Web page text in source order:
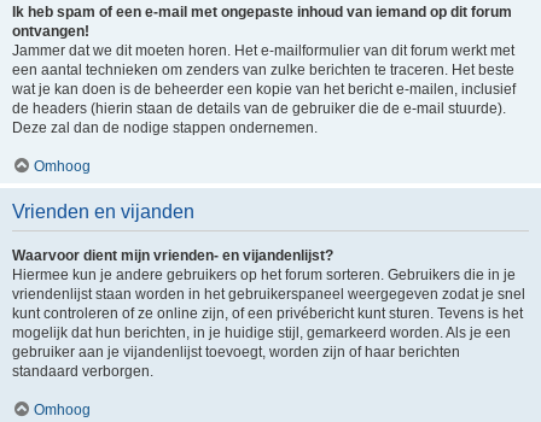
Ik heb spam of een e-mail met ongepaste inhoud van iemand op dit forum
ontvangen!
Jammer dat we dit moeten horen. Het e-mailformulier van dit forum werkt met
een aantal technieken om zenders van zulke berichten te traceren. Het beste
wat je kan doen is de beheerder een kopie van het bericht e-mailen, inclusief
de headers (hierin staan de details van de gebruiker die de e-mail stuurde).
Deze zal dan de nodige stappen ondernemen.
Omhoog
Vrienden en vijanden
Waarvoor dient mijn vrienden- en vijandenlijst?
Hiermee kun je andere gebruikers op het forum sorteren. Gebruikers die in je
vriendenlijst staan worden in het gebruikerspaneel weergegeven zodat je snel
kunt controleren of ze online zijn, of een privébericht kunt sturen. Tevens is het
mogelijk dat hun berichten, in je huidige stijl, gemarkeerd worden. Als je een
gebruiker aan je vijandenlijst toevoegt, worden zijn of haar berichten
standaard verborgen.
Omhoog